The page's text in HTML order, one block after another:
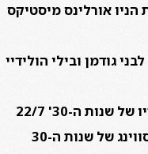
הניו אורלינס מיסטיקס
גודמן ובילי הולידיי
שנות ה-30' 22/7
של שנות ה-30